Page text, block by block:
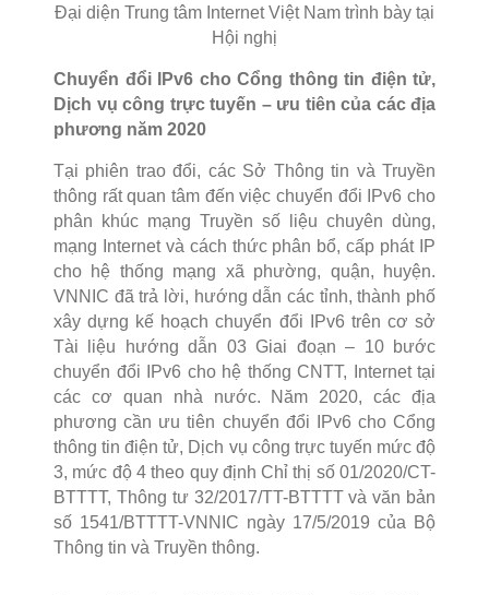
Đại diện Trung tâm Internet Việt Nam trình bày tại
Hội nghị
Chuyển đổi IPv6 cho Cổng thông tin điện tử,
Dịch vụ công trực tuyến – ưu tiên của các địa
phương năm 2020
Tại phiên trao đổi, các Sở Thông tin và Truyền
thông rất quan tâm đến việc chuyển đổi IPv6 cho
phân khúc mạng Truyền số liệu chuyên dùng,
mạng Internet và cách thức phân bổ, cấp phát IP
cho hệ thống mạng xã phường, quận, huyện.
VNNIC đã trả lời, hướng dẫn các tỉnh, thành phố
xây dựng kế hoạch chuyển đổi IPv6 trên cơ sở
Tài liệu hướng dẫn 03 Giai đoạn – 10 bước
chuyển đổi IPv6 cho hệ thống CNTT, Internet tại
các cơ quan nhà nước. Năm 2020, các địa
phương cần ưu tiên chuyển đổi IPv6 cho Cổng
thông tin điện tử, Dịch vụ công trực tuyến mức độ
3, mức độ 4 theo quy định Chỉ thị số 01/2020/CT-
BTTTT, Thông tư 32/2017/TT-BTTTT và văn bản
số 1541/BTTTT-VNNIC ngày 17/5/2019 của Bộ
Thông tin và Truyền thông.